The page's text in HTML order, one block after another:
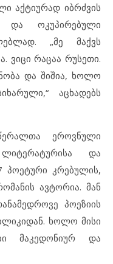
აქტიურად იბრძვის
და ოკუპირებული
„მე მაქვს
ვიცი რაცაა რუსეთი.
და შიშია, ხოლო
აცხადებს
ეროვნული
და
პოეტური კრებულის,
ავტორია. მან
პოეზიის
ხოლო მისი
მაკედონიურ და